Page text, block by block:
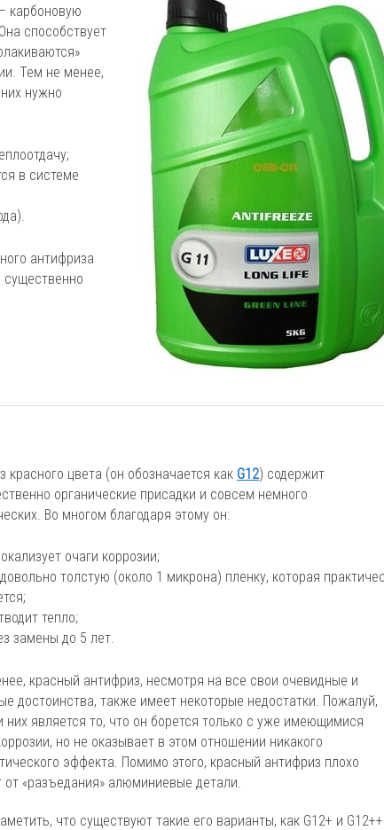
карбоновую
способствует
Тем не менее,
нужно
в системе
антифриза
существенно
красного цвета (он обозначается как G12) содержит
органические присадки и совсем немного
Во многом благодаря этому он:
очаги коррозии;
толстую (около 1 микрона) пленку, которая
тепло;
замены до 5 лет.
красный антифриз, несмотря на все свои очевидные и
достоинства, также имеет некоторые недостатки. Пожалуй,
них является то, что он борется только с уже имеющимися
но не оказывает в этом отношении никакого
эффекта. Помимо этого, красный антифриз плохо
«разъедания» алюминиевые детали.
что существуют такие его варианты, как G12+ и